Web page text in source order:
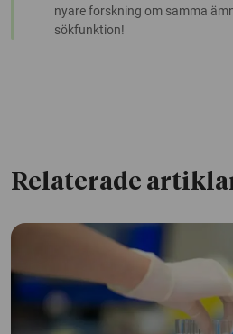
nyare forskning om samma
sökfunktion!
Relaterade